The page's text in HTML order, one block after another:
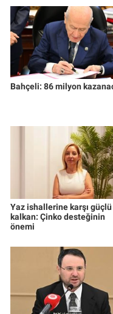
Bahçeli: 86 milyon
Yaz ishallerine karşı
kalkan: Çinko desteğinin
önemi